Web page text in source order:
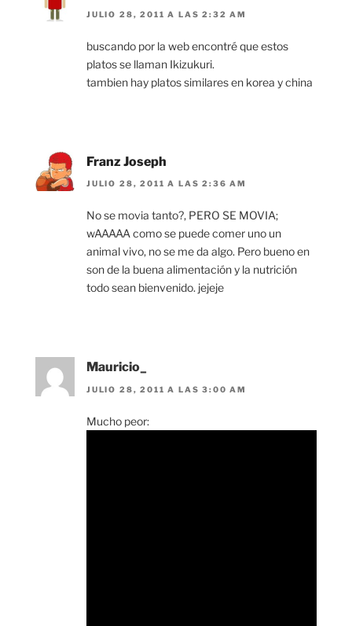
JULIO 28, 2011 A LAS 2:32 AM
buscando por la web encontré que estos
platos se llaman Ikizukuri.
tambien hay platos similares en korea y china
Franz Joseph
JULIO 28, 2011 A LAS 2:36 AM
No se movia tanto?, PERO SE MOVIA;
wAAAAA como se puede comer uno un
animal vivo, no se me da algo. Pero bueno en
son de la buena alimentación y la nutrición
todo sean bienvenido. jejeje
Mauricio_
JULIO 28, 2011 A LAS 3:00 AM
Mucho peor: